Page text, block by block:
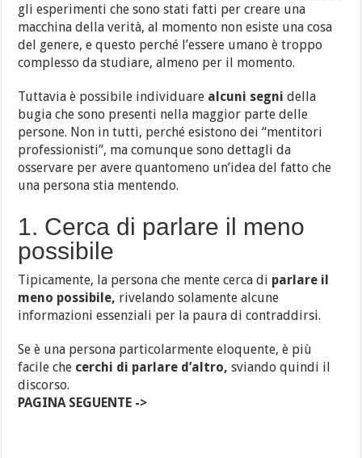
gli esperimenti che sono stati fatti per creare una
macchina della verità, al momento non esiste una cosa
del genere, e questo perché l’essere umano è troppo
complesso da studiare, almeno per il momento.
Tuttavia è possibile individuare alcuni segnidella
bugia che sono presenti nella maggior parte delle
persone. Non in tutti, perché esistono dei “mentitori
professionisti”, ma comunque sono dettagli da
osservare per avere quantomeno un’idea del fatto che
una persona stia mentendo.
1. Cerca di parlare il meno
possibile
Tipicamente, la persona che mente cerca di parlare il
meno possibile, rivelando solamente alcune
informazioni essenziali per la paura di contraddirsi.
Se è una persona particolarmente eloquente, è più
facile che cerchi di parlare d’altro,sviando quindi il
discorso.
PAGINA SEGUENTE ->